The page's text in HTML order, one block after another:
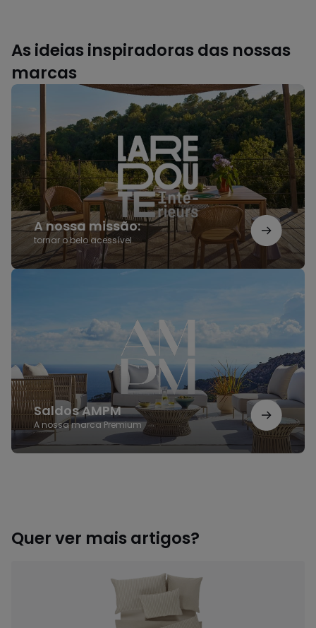
As ideias inspiradoras das nossas
marcas
A nossa missão:
tornar o belo acessível.
A
nossa
Saldos AMPM
A nossa marca Premium
Saldos
Quer ver mais artigos?